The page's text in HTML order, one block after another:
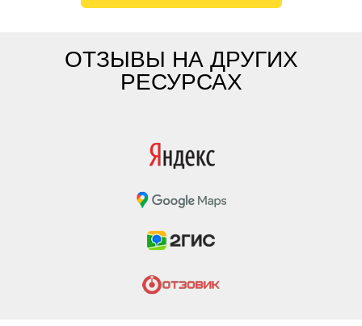
ОТЗЫВЫ НА ДРУГИХ
РЕСУРСАХ